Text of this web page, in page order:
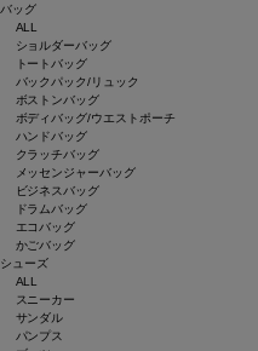
バッグ
ALL
ショルダーバッグ
トートバッグ
バックパック/リュック
ボストンバッグ
ボディバッグ/ウエストポーチ
ハンドバッグ
クラッチバッグ
メッセンジャーバッグ
ビジネスバッグ
ドラムバッグ
エコバッグ
かごバッグ
シューズ
ALL
スニーカー
サンダル
パンプス